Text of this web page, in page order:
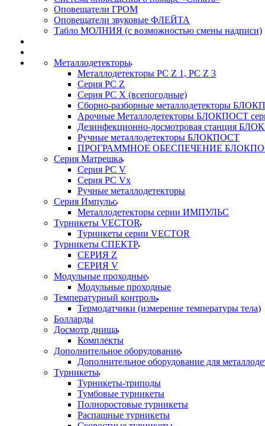
Оповещатели ГРОМ
Оповещатели звуковые ФЛЕЙТА
Табло МОЛНИЯ (с возможностью смены надписи)
Металлодетекторы
Металлодетекторы РС Z 1, PC Z 3
Серия РС Z
Серия РС X (всепогодные)
Сборно-разборные металлодетекторы
Арочные Металлодетекторы БЛОКПОСТ
Дезинфекционно-досмотровая станция
Ручные металлодетекторы БЛОКПОСТ
ПРОГРАММНОЕ ОБЕСПЕЧЕНИЕ
Серия Матрешка
Серия PC V
Серия PC Vx
Ручные металлодетекторы
Серия Импульс
Металлодетекторы серии ИМПУЛЬС
Турникеты VECTOR
Турникеты серии VECTOR
Турникеты СПЕКТР
СЕРИЯ Z
СЕРИЯ V
Модульные проходные
Модульные проходные
Температурный контроль
Термодатчики (измерение температуры тела)
Болларды
Досмотр днища
Комплекты
Дополнительное оборудование
Дополнительное оборудование для
Турникеты
Турникеты-триподы
Тумбовые турникеты
Полноростовые турникеты
Распашные турникеты